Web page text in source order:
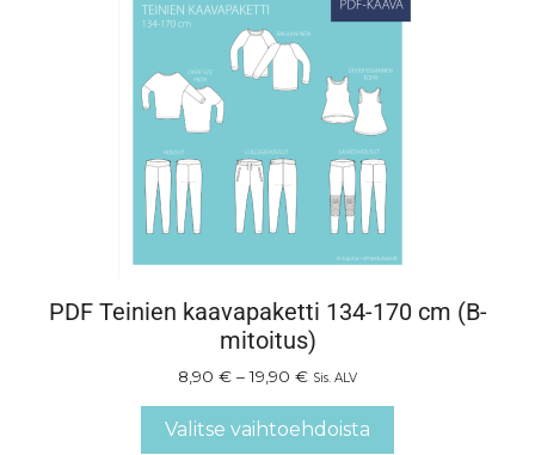
PDF Teinien kaavapaketti 134-170 cm (B-
mitoitus)
8,90 € – 19,90 € Sis. ALV
Valitse vaihtoehdoista